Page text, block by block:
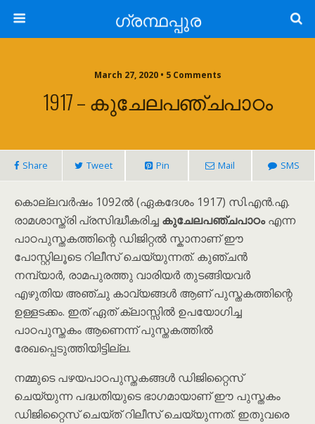
ഗ്രന്ഥപ്പുര
March 27, 2020 • 5 Comments
1917 – കുചേലപഞ്ചപാഠം
Share Tweet Pin Mail SMS
കൊല്ലവർഷം 1092ൽ (ഏകദേശം 1917) സി.എൻ.എ.
രാമശാസ്ത്രി പ്രസിദ്ധീകരിച്ച കുചേലപഞ്ചപാഠംഎന്ന
പാഠപുസ്തകത്തിന്റെ ഡിജിറ്റൽ സ്കാനാണ് ഈ
പോസ്റ്റിലൂടെ റിലീസ് ചെയ്യുന്നത്. കുഞ്ചൻ
നമ്പ്യാർ, രാമപുരത്തു വാരിയർ തുടങ്ങിയവർ
എഴുതിയ അഞ്ചു കാവ്യങ്ങൾ ആണ് പുസ്തകത്തിന്റെ
ഉള്ളടക്കം. ഇത് ഏത് ക്ലാസ്സിൽ ഉപയോഗിച്ച
പാഠപുസ്തകം ആണെന്ന് പുസ്തകത്തിൽ
രേഖപ്പെടുത്തിയിട്ടില്ല.
നമ്മുടെ പഴയപാഠപുസ്തകങ്ങൾ ഡിജിറ്റൈസ്
ചെയ്യുന്ന പദ്ധതിയുടെ ഭാഗമായാണ് ഈ പുസ്തകം
ഡിജിറ്റൈസ് ചെയ്ത് റിലീസ് ചെയ്യുന്നത്. ഇതുവരെ